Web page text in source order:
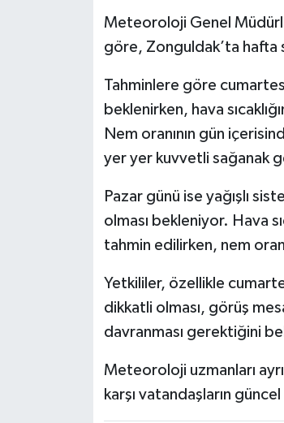
Meteoroloji Genel
göre, Zonguldak’ta hafta
Tahminlere göre
beklenirken, hava
Nem oranının gün
yer yer kuvvetli sağanak
Pazar günü ise yağışlı
olması bekleniyor. Hava
tahmin edilirken, nem
Yetkililer, özellikle
dikkatli olması, görüş
davranması gerektiğini
Meteoroloji uzmanları
karşı vatandaşların
Resmi İlan